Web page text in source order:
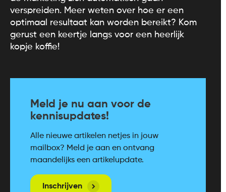
verspreiden. Meer weten over hoe er een
optimaal resultaat kan worden bereikt? Kom
gerust een keertje langs voor een heerlijk
kopje koffie!
Meld je nu aan voor de
kennisupdates!
Alle nieuwe artikelen netjes in jouw
mailbox? Meld je aan en ontvang
maandelijks een artikelupdate.
Inschrijven